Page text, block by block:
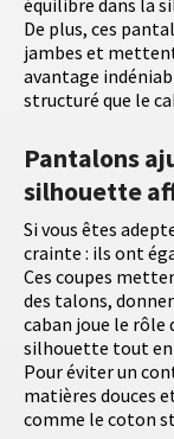
équilibre dans la
De plus, ces
jambes et
avantage
structuré que le
Pantalons
silhouette
Si vous êtes
crainte : ils ont
Ces coupes
des talons,
caban joue le rôle
silhouette tout en
Pour éviter un
matières douces
comme le coton